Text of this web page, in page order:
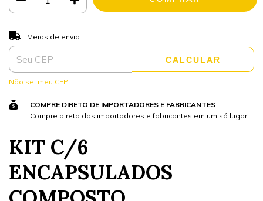
Entregas para o CEP:
Meios de envio
CALCULAR
Não sei meu CEP
COMPRE DIRETO DE IMPORTADORES E FABRICANTES
Compre direto dos importadores e fabricantes em um só lugar
KIT C/6
ENCAPSULADOS